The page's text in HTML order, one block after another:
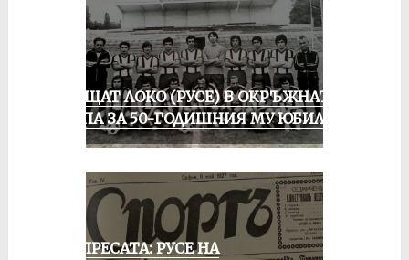
ПРАЩАТ ЛОКО (РУСЕ) В ОКРЪЖНАТА
ГРУПА ЗА 50-ГОДИШНИЯ МУ ЮБИЛЕЙ
ОТ ПРЕСАТА: РУСЕ НА